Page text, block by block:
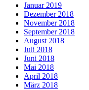
Januar 2019
Dezember 2018
November 2018
September 2018
August 2018
Juli 2018
Juni 2018
Mai 2018
April 2018
März 2018